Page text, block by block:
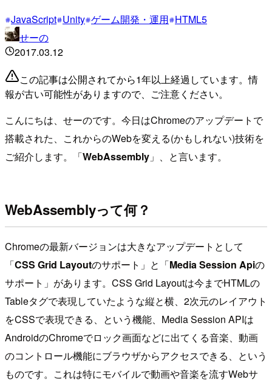
JavaScript Unity ゲーム開発・運用 HTML5
せーの
2017.03.12
この記事は公開されてから1年以上経過しています。情
報が古い可能性がありますので、ご注意ください。
こんにちは、せーのです。今日はChromeのアップデートで
搭載された、これからのWebを変える(かもしれない)技術を
ご紹介します。「WebAssembly 」、と言います。
WebAssemblyって何？
Chromeの最新バージョンは大きなアップデートとして
「CSS Grid Layoutのサポート」と「Media Session Apiの
サポート」があります。CSS Grid Layoutは今までHTMLの
Tableタグで表現していたような縦と横、2次元のレイアウト
をCSSで表現できる、という機能、Media Session APIは
AndroidのChromeでロック画面などに出てくる音楽、動画
のコントロール機能にブラウザからアクセスできる、という
ものです。これは特にモバイルで動画や音楽を流すWebサ